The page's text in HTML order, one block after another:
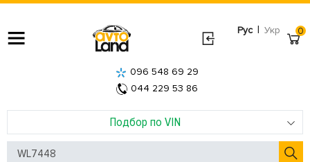
Рус | Укр
Подбор по VIN
096 548 69 29
044 229 53 86
0